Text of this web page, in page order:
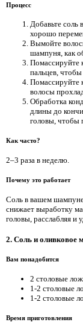
Процесс
Добавьте соль
хорошо
Вымойте
шампуня, как
Помассируйте
пальцев, чтобы
Помассируйте
волосы
Обработка
длины до
головы, чтобы
Как часто?
2–3 раза в неделю.
Почему это работает
Соль в вашем
снижает выработку
головы, расслабляя и
2. Соль и оливковое
Вам понадобится
2 столовые
1-2 столовые
1-2 столовые
Время приготовления